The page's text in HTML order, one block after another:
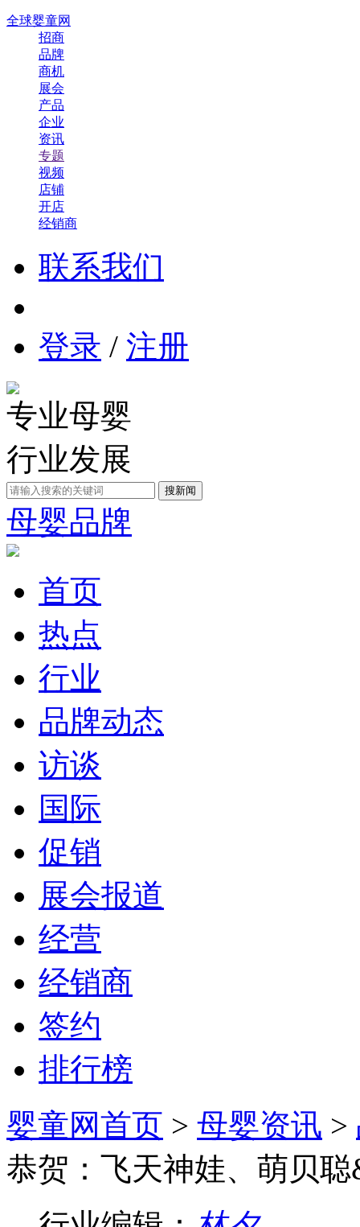
全球婴童网
招商
品牌
商机
展会
产品
企业
资讯
专题
视频
店铺
开店
经销商
联系我们
登录 / 注册
专业母婴
行业发展
母婴品牌
首页
热点
行业
品牌动态
访谈
国际
促销
展会报道
经营
经销商
签约
排行榜
婴童网首页 > 母婴资讯 >
恭贺：飞天神娃、萌贝